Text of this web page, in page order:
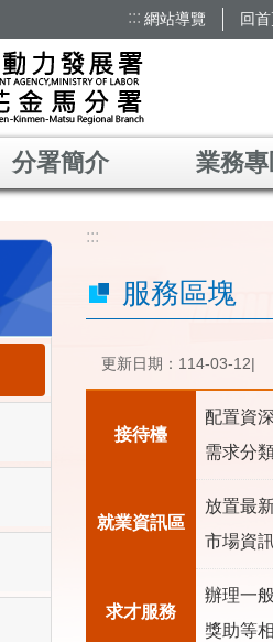
::: 網站導覽 回
分署簡介 業務
:::
服務區塊
更新日期：114-03-12
接待檯
配置資
需求分
就業資訊區
放置最
市場資
求才服務
辦理一
獎助等